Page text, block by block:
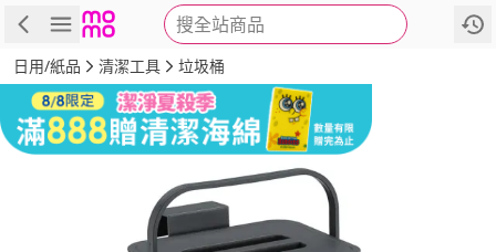
搜全站商品
商品 評價 詳情
日用/紙品 清潔工具 垃圾桶